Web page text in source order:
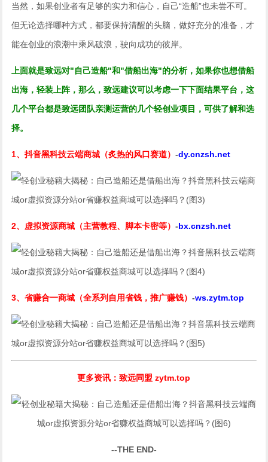
当然，如果创业者有足够的实力和信心，自己“造船”也未尝不可。
但无论选择哪种方式，都要保持清醒的头脑，做好充分的准备，才
能在创业的浪潮中乘风破浪，驶向成功的彼岸。
上面就是致远对"自己造船"和"借船出海"的分析，如果你也想借船
出海，轻装上阵，那么，致远建议可以考虑一下下面结果平台，这
几个平台都是致远团队亲测运营的几个轻创业项目，可供了解和选
择。
1、抖音黑科技云端商城（炙热的风口赛道）-dy.cnzsh.net
2、虚拟资源商城（主营教程、 脚本卡密等）-bx.cnzsh.net
3、省赚合一商城（全系列自用省钱，推广赚钱）-ws.zytm.top
更多资讯：致远同盟zytm.top
--THE END-